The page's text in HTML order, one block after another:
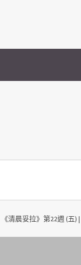
《清晨妥拉》第22週 (五)